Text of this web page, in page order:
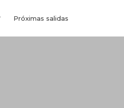
Próximas salidas